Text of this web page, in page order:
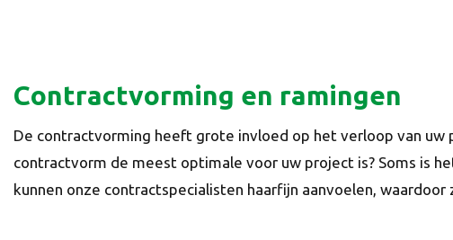
Contractvorming en ramingen
De contractvorming heeft grote invloed op het verloop van
contractvorm de meest optimale voor uw project is? Soms is
kunnen onze contractspecialisten haarfijn aanvoelen, waardoor